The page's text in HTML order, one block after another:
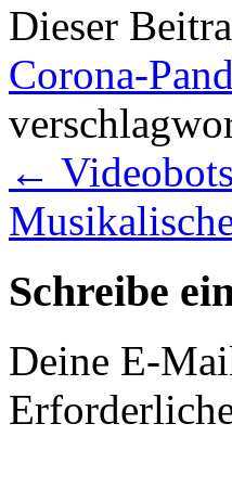
Dieser
Corona-
←
Schreibe
Deine E-